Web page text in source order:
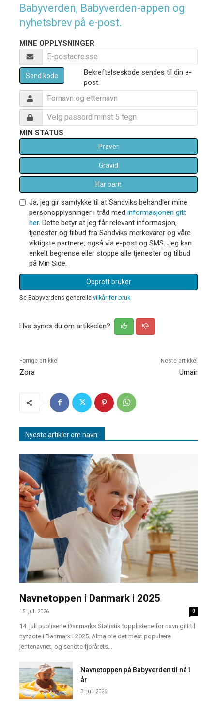
Babyverden, Babyverden-appen og
nyhetsbrev på e-post.
MINE OPPLYSNINGER
Send kode
Bekreftelseskode sendes til din e-
post.
MIN STATUS
Prøver
Gravid
Har barn
Ja, jeg gir samtykke til at Sandviks behandler mine
personopplysninger i tråd med informasjonen gitt
her. Dette betyr at jeg får relevant informasjon,
tjenester og tilbud fra Sandviks merkevarer og våre
viktigste partnere, også via e-post og SMS. Jeg kan
enkelt begrense eller stoppe alle tjenester og tilbud
på Min Side.
Opprett bruker
Se Babyverdens generelle vilkår for bruk
Hva synes du om artikkelen?
Forrige artikkel
Zora
Neste artikkel
Umair
Nyeste artikler om navn:
Navnetoppen i Danmark i 2025
15. juli 2026 0
14. juli publiserte Danmarks Statistik topplistene for navn gitt til
nyfødte i Danmark i 2025. Alma ble det mest populære
jentenavnet, og sendte fjorårets...
Navnetoppen på Babyverden til nå i
år
3. juli 2026